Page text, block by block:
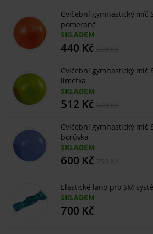
Cvičební gymnastický míč
pomeranč
SKLADEM
440 Kč
Cvičební gymnastický míč
limetka
SKLADEM
512 Kč
Cvičební gymnastický míč
borůvka
SKLADEM
600 Kč
Elastické lano pro SM
SKLADEM
700 Kč